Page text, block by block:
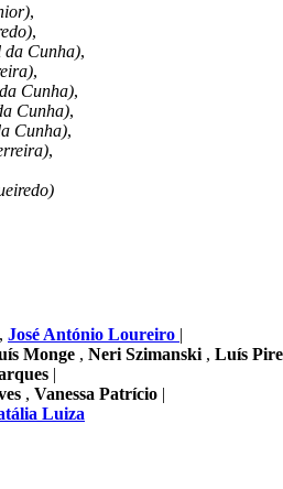
,
,
da Cunha),
,
Cunha),
Cunha),
Cunha),
,
, José António Loureiro |
Monge , Neri Szimanski , Luís
|
, Vanessa Patrício |
Luiza